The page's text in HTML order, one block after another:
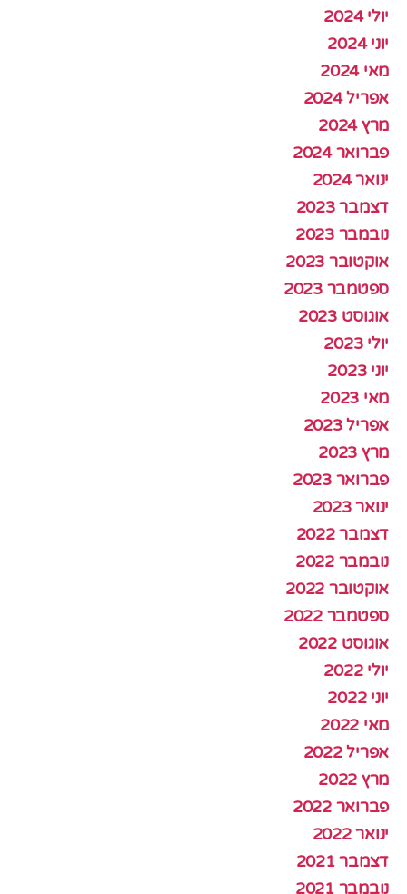
יולי 2024
יוני 2024
מאי 2024
אפריל 2024
מרץ 2024
פברואר 2024
ינואר 2024
דצמבר 2023
נובמבר 2023
אוקטובר 2023
ספטמבר 2023
אוגוסט 2023
יולי 2023
יוני 2023
מאי 2023
אפריל 2023
מרץ 2023
פברואר 2023
ינואר 2023
דצמבר 2022
נובמבר 2022
אוקטובר 2022
ספטמבר 2022
אוגוסט 2022
יולי 2022
יוני 2022
מאי 2022
אפריל 2022
מרץ 2022
פברואר 2022
ינואר 2022
דצמבר 2021
נובמבר 2021